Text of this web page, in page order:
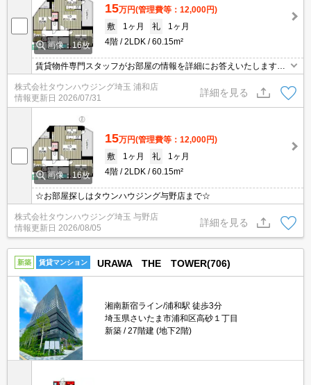
画像：16枚
15万円(管理費等：12,000円)
敷
1ヶ月 礼
1ヶ月
4階
2LDK 60.15m²
賃貸物件専門スタッフがお部屋の情報を詳細にお答えいたします。
お問合わせはタウンハウジング浦和店まで♪
株式会社タウンハウジング埼玉 浦和店
情報更新日 2026/07/31
詳細を見る
画像：16枚
15万円(管理費等：12,000円)
敷
1ヶ月 礼
1ヶ月
4階
2LDK 60.15m²
☆お部屋探しはタウンハウジング与野店まで☆
株式会社タウンハウジング埼玉 与野店
情報更新日 2026/08/05
詳細を見る
新築 賃貸マンション URAWA THE TOWER(706)
湘南新宿ライン/浦和駅 徒歩3分
埼玉県さいたま市浦和区高砂１丁目
新築
27階建 (地下2階)